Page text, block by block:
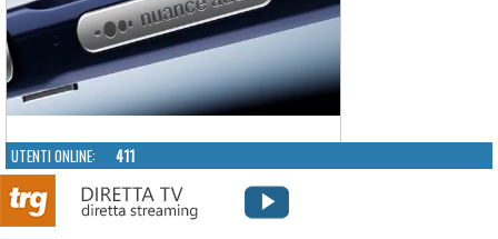
UTENTI ONLINE: 411